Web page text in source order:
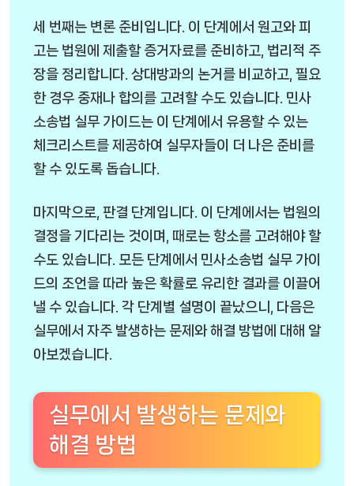
세 번째는 변론 준비입니다. 이 단계에서 원고와 피
고는 법원에 제출할 증거자료를 준비하고, 법리적 주
장을 정리합니다. 상대방과의 논거를 비교하고, 필요
한 경우 중재나 합의를 고려할 수도 있습니다. 민사
소송법 실무 가이드는 이 단계에서 유용할 수 있는
체크리스트를 제공하여 실무자들이 더 나은 준비를
할 수 있도록 돕습니다.
마지막으로, 판결 단계입니다. 이 단계에서는 법원의
결정을 기다리는 것이며, 때로는 항소를 고려해야 할
수도 있습니다. 모든 단계에서 민사소송법 실무 가이
드의 조언을 따라 높은 확률로 유리한 결과를 이끌어
낼 수 있습니다. 각 단계별 설명이 끝났으니, 다음은
실무에서 자주 발생하는 문제와 해결 방법에 대해 알
아보겠습니다.
실무에서 발생하는 문제와
해결 방법